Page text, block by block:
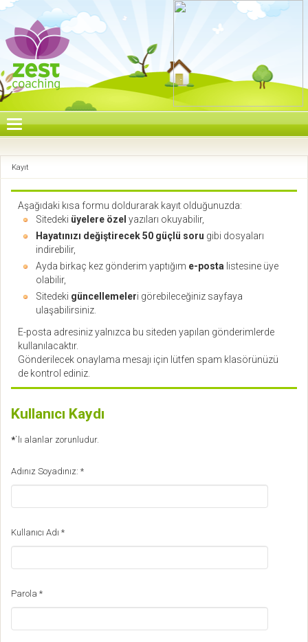
Kayıt
Aşağıdaki kısa formu doldurarak kayıt olduğunuzda:
Sitedeki üyelere özel yazıları okuyabilir,
Hayatınızı değiştirecek 50 güçlü soru gibi dosyaları
indirebilir,
Ayda birkaç kez gönderim yaptığım e-posta listesine üye
olabilir,
Sitedeki güncellemeleri görebileceğiniz sayfaya
ulaşabilirsiniz.
E-posta adresiniz yalnızca bu siteden yapılan gönderimlerde
kullanılacaktır.
Gönderilecek onaylama mesajı için lütfen spam klasörünüzü
de kontrol ediniz.
Kullanıcı Kaydı
*`lı alanlar zorunludur.
Adınız Soyadınız: *
Kullanıcı Adı *
Parola *